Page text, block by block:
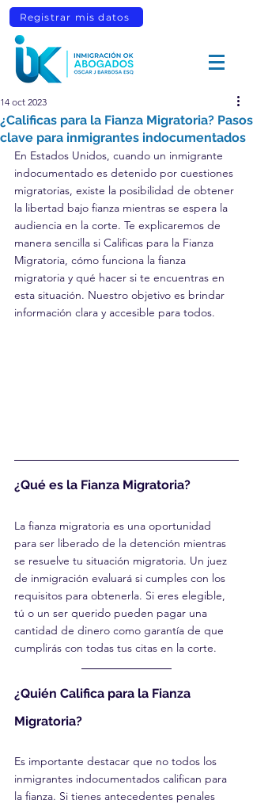
Registrar mis datos
¿Calificas para la Fianza Migratoria? Pasos
clave para inmigrantes indocumentados
14 oct 2023
En Estados Unidos, cuando un inmigrante
indocumentado es detenido por cuestiones
migratorias, existe la posibilidad de obtener
la libertad bajo fianza mientras se espera la
audiencia en la corte. Te explicaremos de
manera sencilla si Calificas para la Fianza
Migratoria, cómo funciona la fianza
migratoria y qué hacer si te encuentras en
esta situación. Nuestro objetivo es brindar
información clara y accesible para todos.
¿Qué es la Fianza Migratoria?
La fianza migratoria es una oportunidad
para ser liberado de la detención mientras
se resuelve tu situación migratoria. Un juez
de inmigración evaluará si cumples con los
requisitos para obtenerla. Si eres elegible,
tú o un ser querido pueden pagar una
cantidad de dinero como garantía de que
cumplirás con todas tus citas en la corte.
¿Quién Califica para la Fianza
Migratoria?
Es importante destacar que no todos los
inmigrantes indocumentados califican para
la fianza. Si tienes antecedentes penales